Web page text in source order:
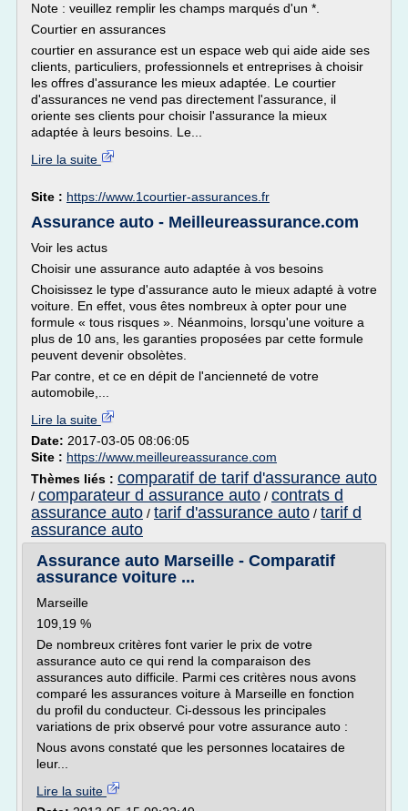
Note : veuillez remplir les champs marqués d'un *.
Courtier en assurances
courtier en assurance est un espace web qui aide aide ses
clients, particuliers, professionnels et entreprises à choisir
les offres d'assurance les mieux adaptée. Le courtier
d'assurances ne vend pas directement l'assurance, il
oriente ses clients pour choisir l'assurance la mieux
adaptée à leurs besoins. Le...
Lire la suite
Site : https://www.1courtier-assurances.fr
Assurance auto - Meilleureassurance.com
Voir les actus
Choisir une assurance auto adaptée à vos besoins
Choisissez le type d'assurance auto le mieux adapté à votre
voiture. En effet, vous êtes nombreux à opter pour une
formule « tous risques ». Néanmoins, lorsqu'une voiture a
plus de 10 ans, les garanties proposées par cette formule
peuvent devenir obsolètes.
Par contre, et ce en dépit de l'ancienneté de votre
automobile,...
Lire la suite
Date: 2017-03-05 08:06:05
Site : https://www.meilleureassurance.com
Thèmes liés : comparatif de tarif d'assurance auto
/ comparateur d assurance auto / contrats d
assurance auto / tarif d'assurance auto / tarif d
assurance auto
Assurance auto Marseille - Comparatif
assurance voiture ...
Marseille
109,19 %
De nombreux critères font varier le prix de votre
assurance auto ce qui rend la comparaison des
assurances auto difficile. Parmi ces critères nous avons
comparé les assurances voiture à Marseille en fonction
du profil du conducteur. Ci-dessous les principales
variations de prix observé pour votre assurance auto :
Nous avons constaté que les personnes locataires de
leur...
Lire la suite